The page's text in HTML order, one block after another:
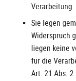
Verarbeitung.
Sie legen
Widerspruch
liegen keine
für die
Art. 21 Abs. 2